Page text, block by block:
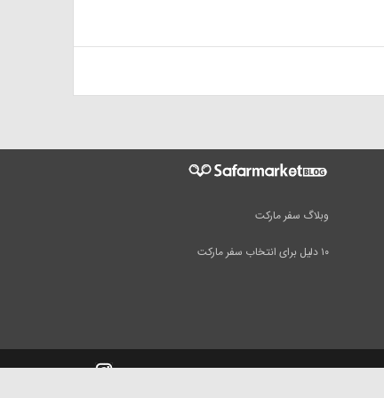
وبلاگ سفر مارکت
۱۰ دلیل برای انتخاب سفر مارکت